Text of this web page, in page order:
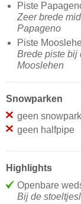
Piste
Zeer brede
Papageno
Piste
Brede piste bij
Mooslehen
Snowparken
geen
geen halfpipe
Highlights
Openbare
Bij de